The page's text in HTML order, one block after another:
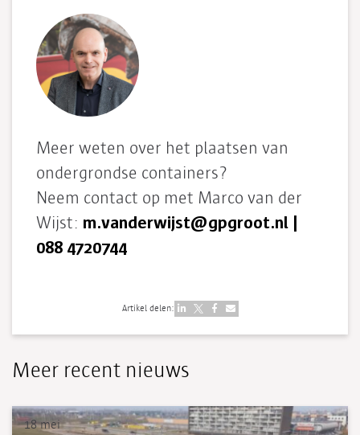
Meer weten over het plaatsen van
ondergrondse containers?
Neem contact op met Marco van der
Wijst: m.vanderwijst@gpgroot.nl |
088 4720744
Artikel delen:
Meer recent nieuws
18 mei